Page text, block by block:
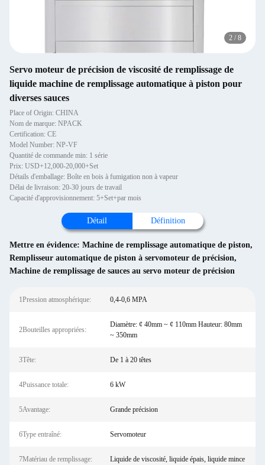
2 / 8
Servo moteur de précision de viscosité de remplissage de
liquide machine de remplissage automatique à piston pour
diverses sauces
Place of Origin: CHINA
Nom de marque: NPACK
Certification: CE
Model Number: NP-VF
Quantité de commande min: 1 série
Prix: USD+12,000-20,000+Set
Détails d'emballage: Boîte en bois à fumigation non à vapeur
Délai de livraison: 20-30 jours de travail
Capacité d'approvisionnement: 5+Set+par mois
Détail Définition
Mettre en évidence: Machine de remplissage automatique de piston,
Remplisseur automatique de piston à servomoteur de précision,
Machine de remplissage de sauces au servo moteur de précision
1Pression atmosphérique: 0,4-0,6 MPA
2Bouteilles appropriées:
Diamètre: ¢ 40mm ~ ¢ 110mm Hauteur: 80mm
~ 350mm
3Tête: De 1 à 20 têtes
4Puissance totale: 6 kW
5Avantage: Grande précision
6Type entraîné: Servomoteur
7Matériau de remplissage: Liquide de viscosité, liquide épais, liquide mince